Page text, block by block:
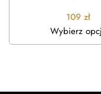
109 zł
Wybierz